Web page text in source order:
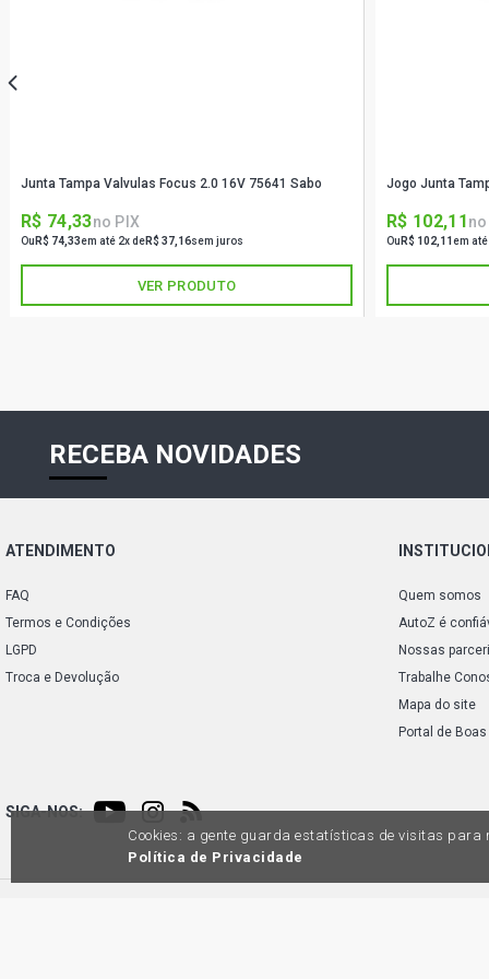
Junta Tampa Valvulas Focus 2.0 16V 75641 Sabo
R$ 74,33no PIX
Ou R$ 74,33em até 2x deR$ 37,16sem juros
VER PRODUTO
Jogo Junta
R$ 102,11
Ou R$ 102,11em
RECEBA NOVIDADES
ATENDIMENTO
FAQ
Termos e Condições
LGPD
Troca e Devolução
Quem somos
AutoZ é
Nossas
Trabalhe
Mapa do site
Portal de
SIGA-NOS:
Cookies: a gente guarda estatísticas de visitas para
Política de Privacidade